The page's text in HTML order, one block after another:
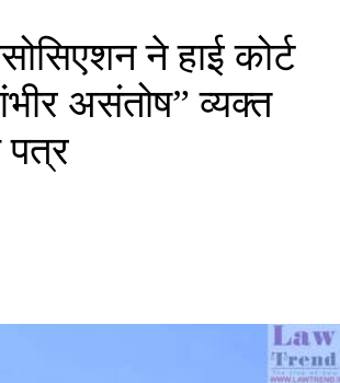
ने हाई कोर्ट
असंतोष” व्यक्त
पत्र